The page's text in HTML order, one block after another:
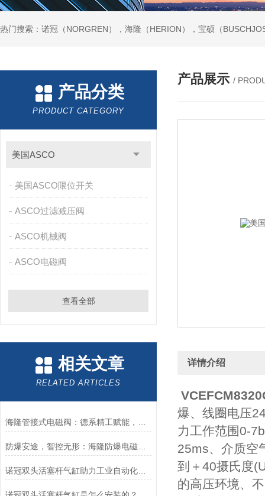
热门搜索：诺冠（NORGREN），海隆（HERION），宝硕（
产品分类
PRODUCT CATEGORY
美国ASCO
美国ASCO限位开关
ASCO过滤减压阀
ASCO机械阀
ASCO电磁阀
查看全部
相关文章
RELATED ARTICLES
防爆安途，智控无形：海隆防爆电磁阀，危险区域的可靠卫士
诺冠双头活塞杆气缸助力工业自动化迈向新高度
产品展示 /
详情介绍
爆、线圈电压
力工作范围0-
25ms、介质空
到＋40摄氏度
的高压环境、